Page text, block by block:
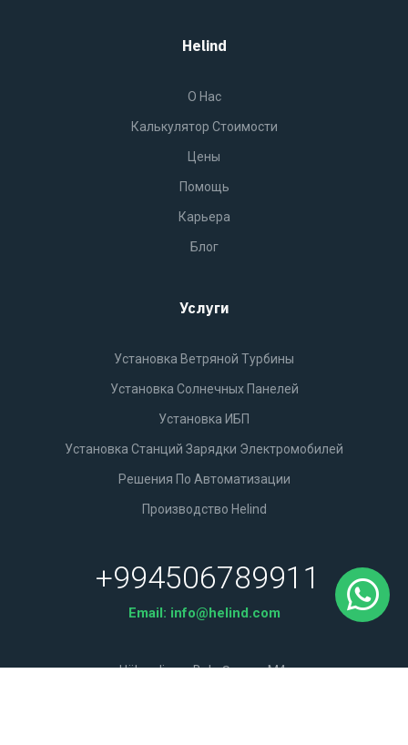
Helind
O Нас
Калькулятор Стоимости
Цены
Помощь
Карьера
Блог
Услуги
Установка Ветряной Турбины
Установка Солнечных Панелей
Установка ИБП
Установка Станций Зарядки Электромобилей
Решения По Автоматизации
Производство Helind
+994506789911
Email: info@helind.com
Hökməli qəs. Bakı-Şamaxı M4.